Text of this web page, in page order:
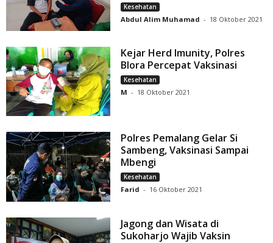
Kesehatan
Abdul Alim Muhamad - 18 Oktober 2021
Kejar Herd Imunity, Polres
Blora Percepat Vaksinasi
Kesehatan
M - 18 Oktober 2021
Polres Pemalang Gelar Si
Sambeng, Vaksinasi Sampai
Mbengi
Kesehatan
Farid - 16 Oktober 2021
Jagong dan Wisata di
Sukoharjo Wajib Vaksin